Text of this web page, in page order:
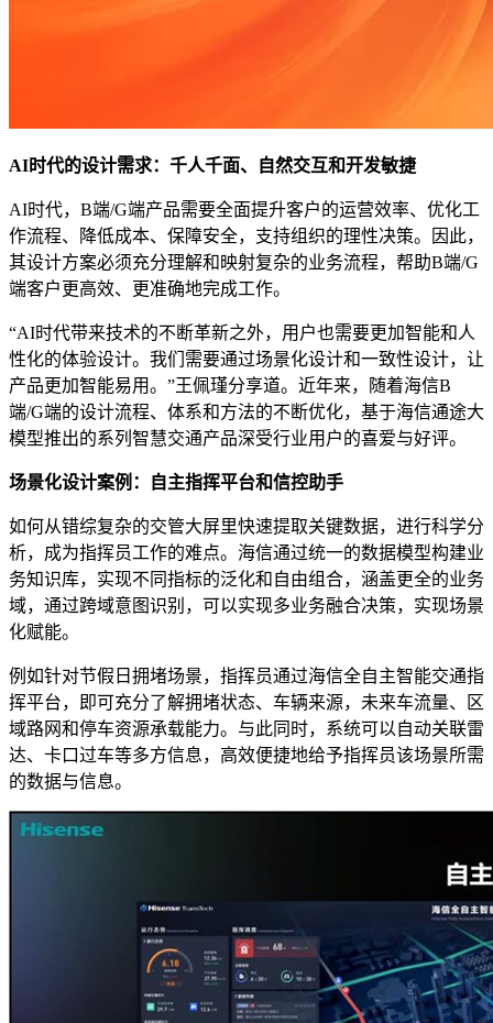
AI时代的设计需求：千人千面、自然交互和开发敏捷
AI时代，B端/G端产品需要全面提升客户的运营效率、优化工
作流程、降低成本、保障安全，支持组织的理性决策。因此，
其设计方案必须充分理解和映射复杂的业务流程，帮助B端/G
端客户更高效、更准确地完成工作。
“AI时代带来技术的不断革新之外，用户也需要更加智能和人
性化的体验设计。我们需要通过场景化设计和一致性设计，让
产品更加智能易用。”王佩瑾分享道。近年来，随着海信B
端/G端的设计流程、体系和方法的不断优化，基于海信通途大
模型推出的系列智慧交通产品深受行业用户的喜爱与好评。
场景化设计案例：自主指挥平台和信控助手
如何从错综复杂的交管大屏里快速提取关键数据，进行科学分
析，成为指挥员工作的难点。海信通过统一的数据模型构建业
务知识库，实现不同指标的泛化和自由组合，涵盖更全的业务
域，通过跨域意图识别，可以实现多业务融合决策，实现场景
化赋能。
例如针对节假日拥堵场景，指挥员通过海信全自主智能交通指
挥平台，即可充分了解拥堵状态、车辆来源，未来车流量、区
域路网和停车资源承载能力。与此同时，系统可以自动关联雷
达、卡口过车等多方信息，高效便捷地给予指挥员该场景所需
的数据与信息。